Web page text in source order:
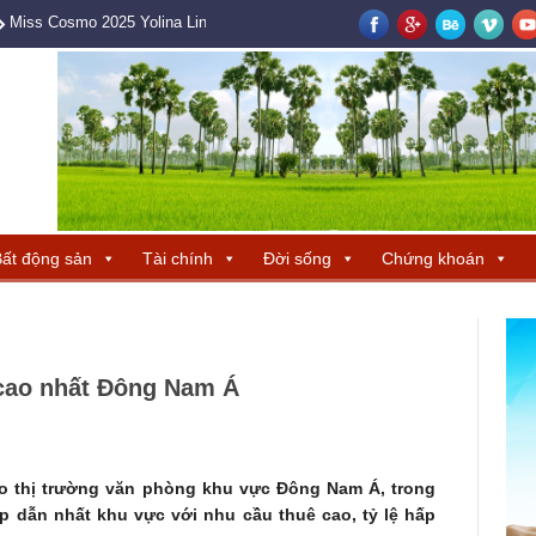
Miss Cosmo 2025 Yolina Lindquist cùng Hoa hậu Hương Giang tìm ra ba
động sản Tài chính Đời sống Chứng khoán
nhất Đông Nam Á
thị trường văn phòng khu vực Đông Nam Á, trong
dẫn nhất khu vực với nhu cầu thuê cao, tỷ lệ hấp